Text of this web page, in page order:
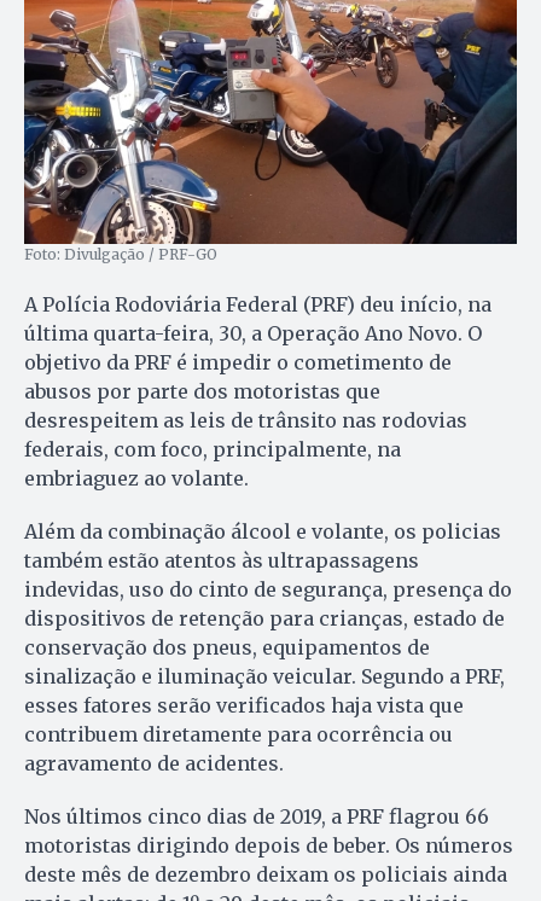
Foto: Divulgação / PRF-GO
A Polícia Rodoviária Federal (PRF) deu início, na
última quarta-feira, 30, a Operação Ano Novo. O
objetivo da PRF é impedir o cometimento de
abusos por parte dos motoristas que
desrespeitem as leis de trânsito nas rodovias
federais, com foco, principalmente, na
embriaguez ao volante.
Além da combinação álcool e volante, os policias
também estão atentos às ultrapassagens
indevidas, uso do cinto de segurança, presença do
dispositivos de retenção para crianças, estado de
conservação dos pneus, equipamentos de
sinalização e iluminação veicular. Segundo a PRF,
esses fatores serão verificados haja vista que
contribuem diretamente para ocorrência ou
agravamento de acidentes.
Nos últimos cinco dias de 2019, a PRF flagrou 66
motoristas dirigindo depois de beber. Os números
deste mês de dezembro deixam os policiais ainda